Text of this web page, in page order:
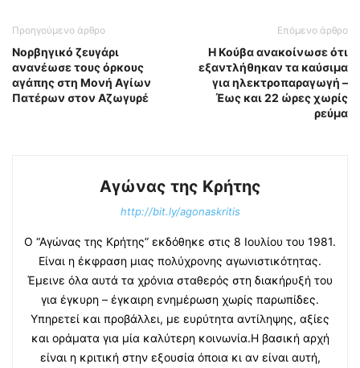
Προηγούμενο άρθρο
Νορβηγικό ζευγάρι
ανανέωσε τους όρκους
αγάπης στη Μονή Αγίων
Πατέρων στον Αζωγυρέ
Επόμενο άρθρο
Η Κούβα ανακοίνωσε ότι
εξαντλήθηκαν τα καύσιμα
για ηλεκτροπαραγωγή –
Έως και 22 ώρες χωρίς
ρεύμα
Αγώνας της Κρήτης
http://bit.ly/agonaskritis
Ο “Αγώνας της Κρήτης” εκδόθηκε στις 8 Ιουλίου του 1981.
Είναι η έκφραση μιας πολύχρονης αγωνιστικότητας.
Έμεινε όλα αυτά τα χρόνια σταθερός στη διακήρυξή του
για έγκυρη – έγκαιρη ενημέρωση χωρίς παρωπίδες.
Υπηρετεί και προβάλλει, με ευρύτητα αντίληψης, αξίες
και οράματα για μία καλύτερη κοινωνία.Η βασική αρχή
είναι η κριτική στην εξουσία όποια κι αν είναι αυτή,